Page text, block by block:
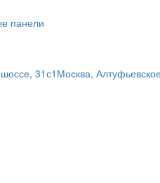
31с1 Москва,